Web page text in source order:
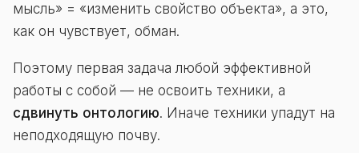
мысль» = «изменить свойство объекта», а это,
как он чувствует, обман.
Поэтому первая задача любой эффективной
работы с собой — не освоить техники, а
сдвинуть онтологию. Иначе техники упадут на
неподходящую почву.